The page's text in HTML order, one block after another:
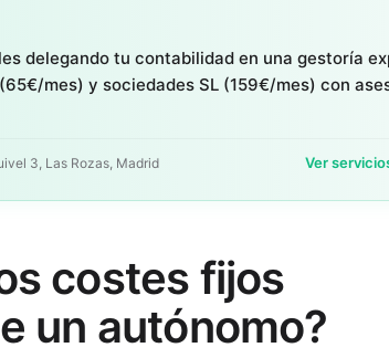
delegando tu contabilidad en una gestoría
mes) y sociedades SL (159€/mes) con
3, Las Rozas, Madrid Ver
costes fijos
un autónomo?